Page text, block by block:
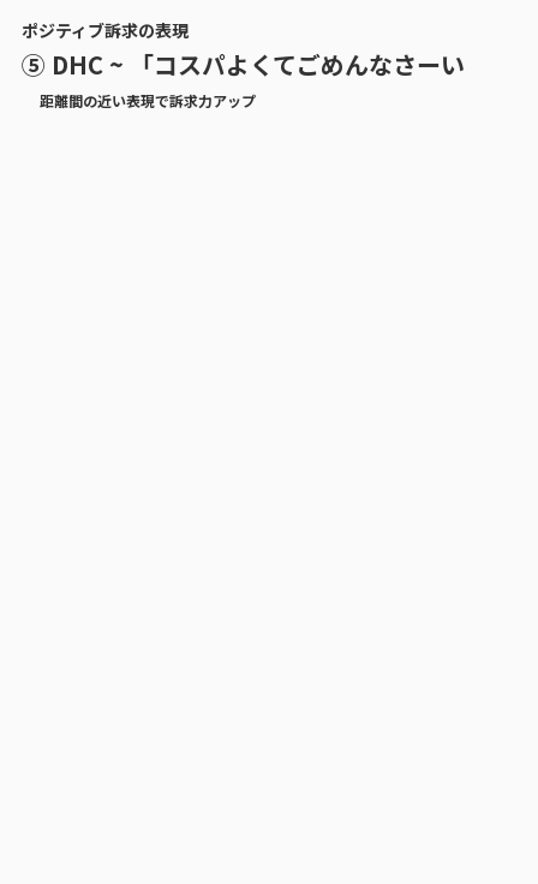
ポジティブ訴求の表現
⑤ DHC ~ 「コスパよくてごめんなさーい
距離間の近い表現で訴求力アップ